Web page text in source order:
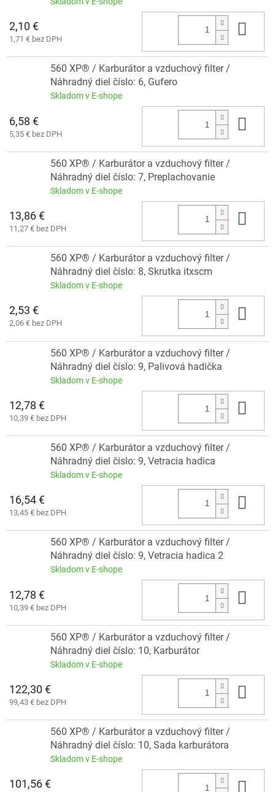
2,10 €
1,71 € bez DPH
560 XP® / Karburátor a vzduchový filter /
Náhradný diel číslo: 6, Gufero
Skladom v E-shope
6,58 €
5,35 € bez DPH
560 XP® / Karburátor a vzduchový filter /
Náhradný diel číslo: 7, Preplachovanie
Skladom v E-shope
13,86 €
11,27 € bez DPH
560 XP® / Karburátor a vzduchový filter /
Náhradný diel číslo: 8, Skrutka itxscm
Skladom v E-shope
2,53 €
2,06 € bez DPH
560 XP® / Karburátor a vzduchový filter /
Náhradný diel číslo: 9, Palivová hadička
Skladom v E-shope
12,78 €
10,39 € bez DPH
560 XP® / Karburátor a vzduchový filter /
Náhradný diel číslo: 9, Vetracia hadica
Skladom v E-shope
16,54 €
13,45 € bez DPH
560 XP® / Karburátor a vzduchový filter /
Náhradný diel číslo: 9, Vetracia hadica 2
Skladom v E-shope
12,78 €
10,39 € bez DPH
560 XP® / Karburátor a vzduchový filter /
Náhradný diel číslo: 10, Karburátor
Skladom v E-shope
122,30 €
99,43 € bez DPH
560 XP® / Karburátor a vzduchový filter /
Náhradný diel číslo: 10, Sada karburátora
Skladom v E-shope
101,56 €